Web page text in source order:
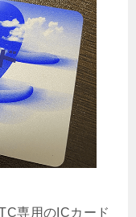
専用のICカード